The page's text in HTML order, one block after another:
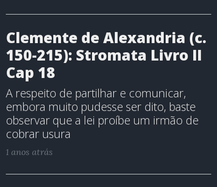
Clemente de Alexandria (c.
150-215): Stromata Livro II
Cap 18
A respeito de partilhar e comunicar,
embora muito pudesse ser dito, baste
observar que a lei proíbe um irmão de
cobrar usura
1 anos atrás